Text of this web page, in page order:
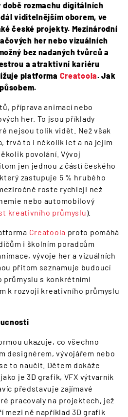
době rozmachu digitálních
viditelnějším oborem, ve
české projekty. Mezinárodní
her nebo vizuálních
bez nadaných tvůrců a
a atraktivní kariéru
platforma Creatoola. Jak
příprava animací nebo
her. To jsou příklady
nejsou tolik vidět. Než však
trvá to i několik let a na jejím
povolání. Vývoj
jen jednou z částí českého
zastupuje 5 % hrubého
roste rychleji než
nebo automobilový
kreativního průmyslu).
Creatoola proto pomáhá
i školním poradcům
vývoje her a vizuálních
přitom seznamuje budoucí
průmyslu s konkrétními
k rozvoji kreativního průmyslu
ukazuje, co všechno
designérem, vývojářem nebo
to naučit. Dětem dokáže
je 3D grafik, VFX výtvarník
představuje zajímavé
pracovaly na projektech, jež
mezi ně například 3D grafik